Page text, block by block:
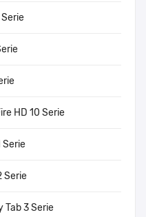
Serie
HD 10 Serie
Serie
Serie
Tab 3 Serie